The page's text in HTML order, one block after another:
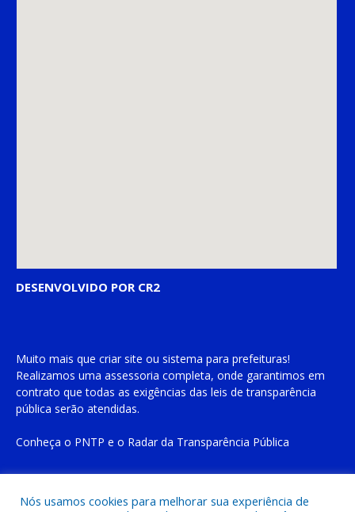
DESENVOLVIDO POR CR2
Muito mais que criar site ou sistema para prefeituras!
Realizamos uma assessoria completa, onde garantimos em
contrato que todas as exigências das leis de transparência
pública serão atendidas.
Conheça o PNTP e o Radar da Transparência Pública
Nós usamos cookies para melhorar sua experiência de